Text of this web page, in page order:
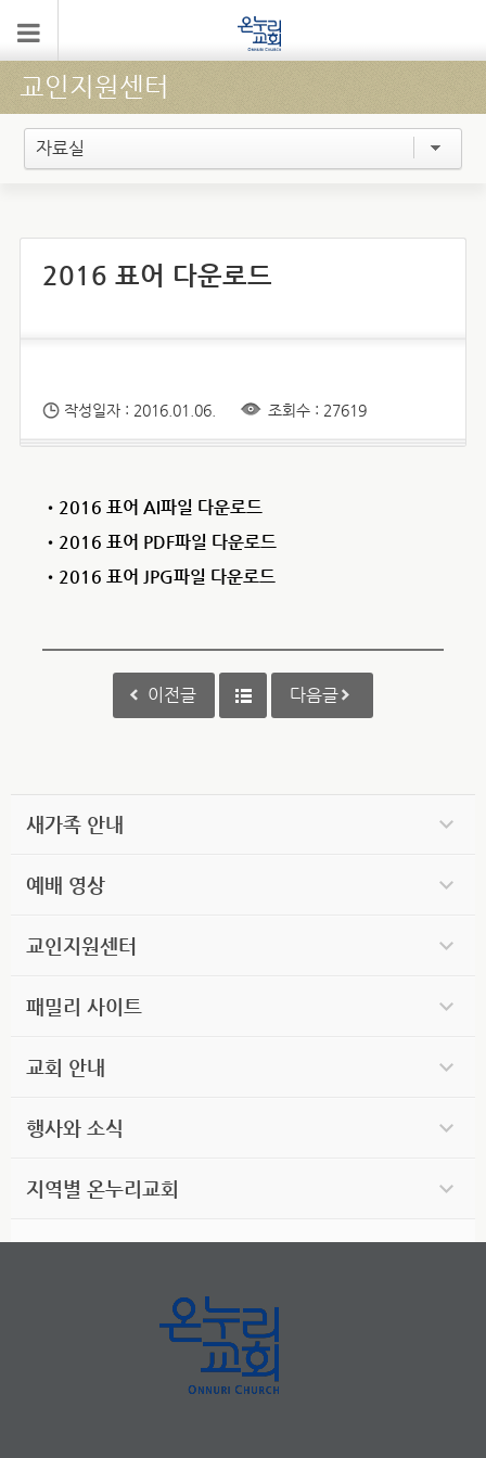
교인지원센터
자료실
2016 표어 다운로드
작성일자 : 2016.01.06. 조회수 : 27619
•2016 표어 AI파일 다운로드
•2016 표어 PDF파일 다운로드
•2016 표어 JPG파일 다운로드
이전글 다음글
새가족 안내
예배 영상
교인지원센터
패밀리 사이트
교회 안내
행사와 소식
지역별 온누리교회